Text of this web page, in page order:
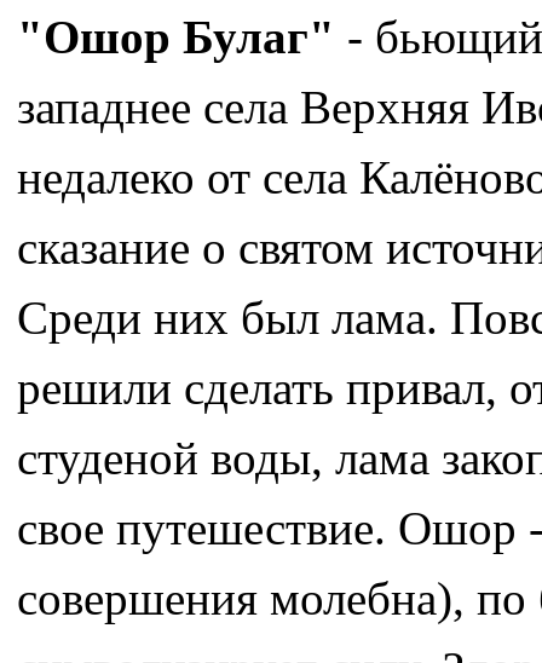
"Ошор Булаг" -
западнее села Верхняя
недалеко от села
сказание о святом
Среди них был лама.
решили сделать привал,
студеной воды, лама
свое путешествие. Ошор
совершения молебна),